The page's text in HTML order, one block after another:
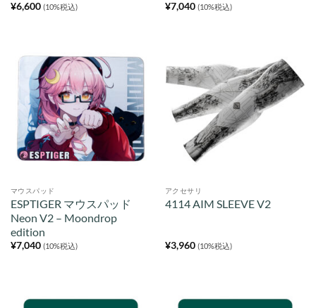
¥6,600 (10%税込) ¥7,040 (10%税込)
マウスパッド
ESPTIGER マウスパッド
Neon V2 – Moondrop
edition
¥7,040 (10%税込)
アクセサリ
4114 AIM SLEEVE V2
¥3,960 (10%税込)